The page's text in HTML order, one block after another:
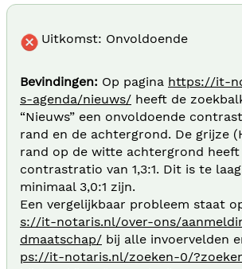
Uitkomst: Onvoldoende
Bevindingen: Op pagina https://it-
s-agenda/nieuws/ heeft de
“Nieuws” een onvoldoende
rand en de achtergrond. De grijze
rand op de witte achtergrond heeft
contrastratio van 1,3:1. Dit is te
minimaal 3,0:1 zijn.
Een vergelijkbaar probleem staat
s://it-notaris.nl/over-ons/
dmaatschap/ bij alle invoervelden
ps://it-notaris.nl/zoeken-0/